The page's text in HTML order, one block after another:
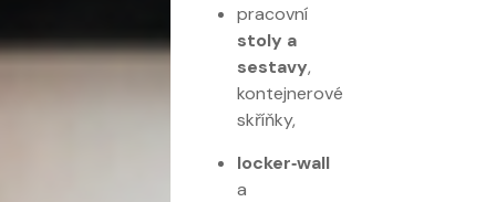
pracovní
stoly a
sestavy,
kontejnerové
skříňky,
locker‑wall
a